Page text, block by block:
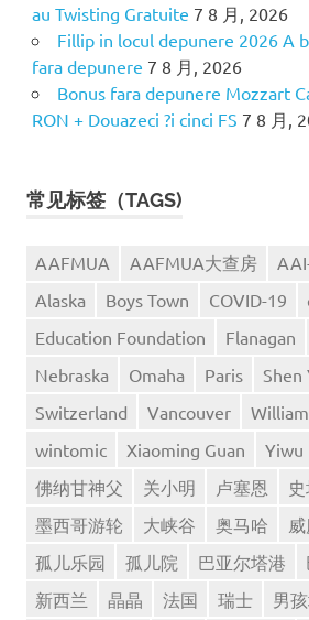
au Twisting Gratuite 7 8 月, 2026
Fillip in locul depunere 2026 A
fara depunere 7 8 月, 2026
Bonus fara depunere Mozzart
RON + Douazeci ?i cinci FS 7 8 月,
常见标签（TAGS)
AAFMUA AAFMUA大查房
Alaska
Boys Town COVID-19
Education Foundation
Flanagan
Nebraska
Omaha Paris
Shen
Switzerland
Vancouver
wintomic
Xiaoming Guan
Yiwu
佛纳甘神父
关小明 卢塞恩
墨西哥游轮
大峡谷 奥马哈
孤儿乐园
孤儿院 巴亚尔塔港
新西兰
晶晶 法国 瑞士 男